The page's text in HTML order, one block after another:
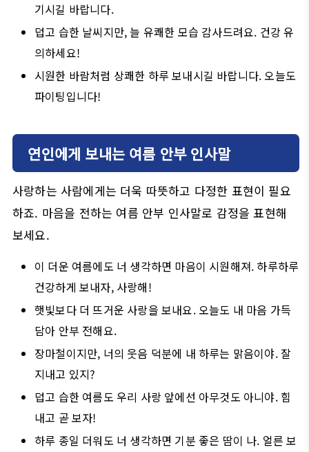
기시길 바랍니다.
덥고 습한 날씨지만, 늘 유쾌한 모습 감사드려요. 건강 유
의하세요!
시원한 바람처럼 상쾌한 하루 보내시길 바랍니다. 오늘도
파이팅입니다!
연인에게 보내는 여름 안부 인사말
사랑하는 사람에게는 더욱 따뜻하고 다정한 표현이 필요
하죠. 마음을 전하는 여름 안부 인사말로 감정을 표현해
보세요.
이 더운 여름에도 너 생각하면 마음이 시원해져. 하루하루
건강하게 보내자, 사랑해!
햇빛보다 더 뜨거운 사랑을 보내요. 오늘도 내 마음 가득
담아 안부 전해요.
장마철이지만, 너의 웃음 덕분에 내 하루는 맑음이야. 잘
지내고 있지?
덥고 습한 여름도 우리 사랑 앞에선 아무것도 아니야. 힘
내고 곧 보자!
하루 종일 더워도 너 생각하면 기분 좋은 땀이 나. 얼른 보